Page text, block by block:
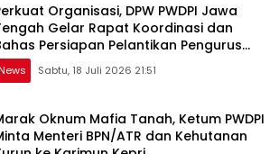
Organisasi, DPW PWDPI Jawa
Gelar Rapat Koordinasi dan
Persiapan Pelantikan Pengurus
News Sabtu, 18 Juli 2026 21:51
Oknum Mafia Tanah, Ketum PWDPI
Menteri BPN/ATR dan Kehutanan